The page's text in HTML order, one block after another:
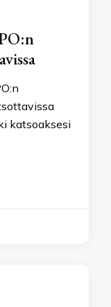
katsoaksesi